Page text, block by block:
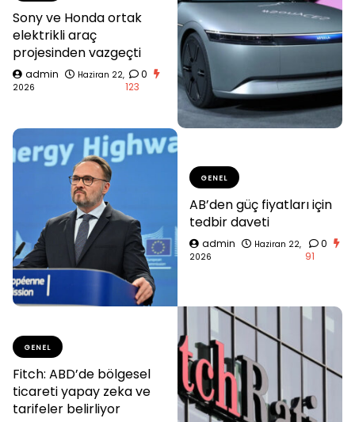
Sony ve Honda ortak
elektrikli araç
projesinden vazgeçti
admin
Haziran 22,
2026
0
123
GENEL
AB’den güç fiyatları için
tedbir daveti
admin
Haziran 22,
2026
0
91
GENEL
Fitch: ABD’de bölgesel
ticareti yapay zeka ve
tarifeler belirliyor